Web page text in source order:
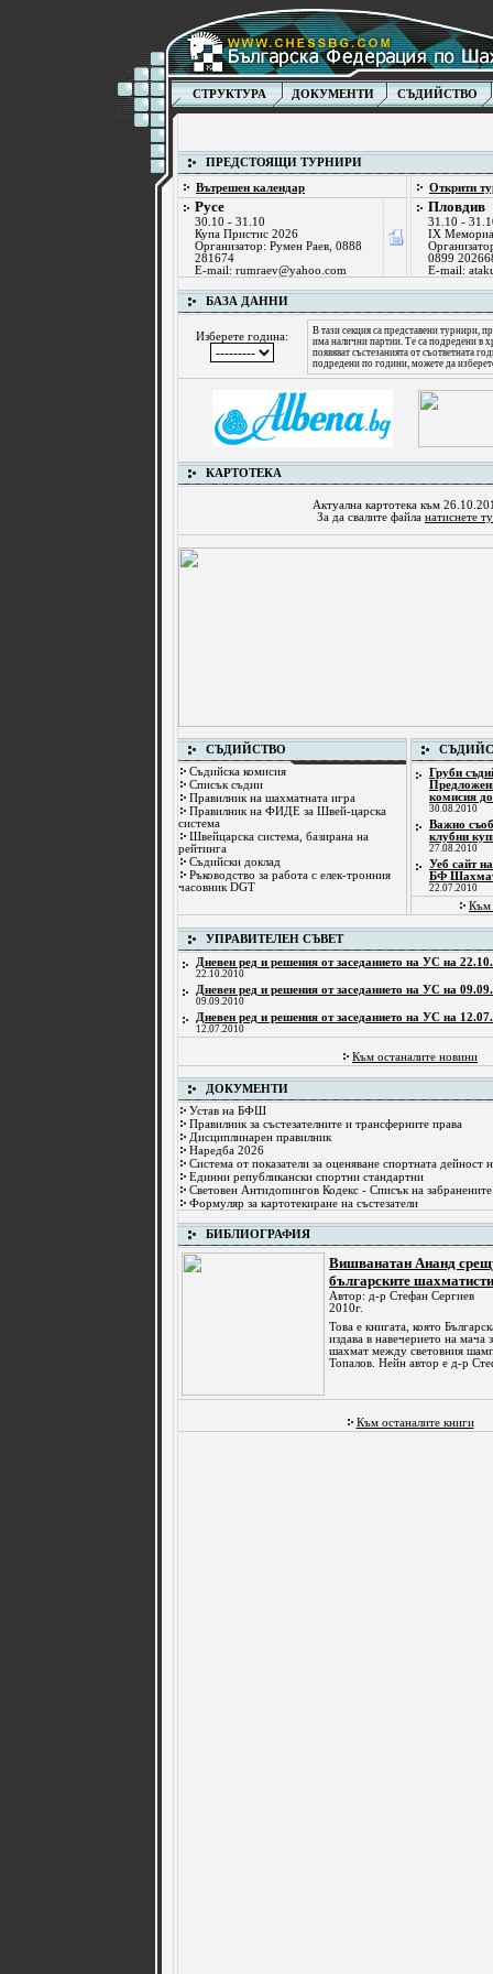
СТРУКТУРА ДОКУМЕНТИ СЪДИЙСТВО
ПРЕДСТОЯЩИ ТУРНИРИ
Вътрешен календар
Русе
30.10 - 31.10
Купа Пристис 2026
Организатор: Румен Раев, 0888
281674
E-mail: rumraev@yahoo.com
Открити
Пловдив
31.10 -
IX
0899
E-mail:
БАЗА ДАННИ
Изберете година:
В тази секция са представени турнири,
има налични партии. Те са подредени в
появяват състезанията от съответната
подредени по години, можете да
КАРТОТЕКА
Актуална картотека към
За да свалите файла натиснете
СЪДИЙСТВО
Съдийска комисия
Списък съдии
Правилник на шахматната игра
Правилник на ФИДЕ за Швей-царска
система
Швейцарска система, базирана на
рейтинга
Съдийски доклад
Ръководство за работа с елек-тронния
часовник DGT
Груби
комисия
30.08.2010
Важно
клубни
27.08.2010
Уеб сайт
БФ
22.07.2010
Към
УПРАВИТЕЛЕН СЪВЕТ
Дневен ред и решения от заседанието на УС на
22.10.2010
Дневен ред и решения от заседанието на УС на
09.09.2010
Дневен ред и решения от заседанието на УС на
12.07.2010
Към останалите новини
ДОКУМЕНТИ
Устав на БФШ
Правилник за състезателните и трансферните права
Дисциплинарен правилник
Наредба 2026
Система от показатели за оценяване спортната дейност
Единни републикански спортни стандартни
Световен Антидопингов Кодекс - Списък на забранените
Формуляр за картотекиране на състезатели
БИБЛИОГРАФИЯ
Вишванатан Ананд
българските шахматисти
Автор: д-р Стефан Сергиев
2010г.
Това е книгата, която
издава в навечерието на мача
шахмат между световния
Топалов. Нейн автор е д-р
Към останалите книги